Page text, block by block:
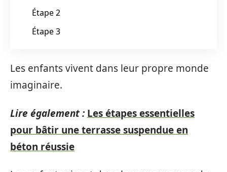
Étape 2
Étape 3
Les enfants vivent dans leur propre monde
imaginaire.
Lire également : Les étapes essentielles
pour bâtir une terrasse suspendue en
béton réussie